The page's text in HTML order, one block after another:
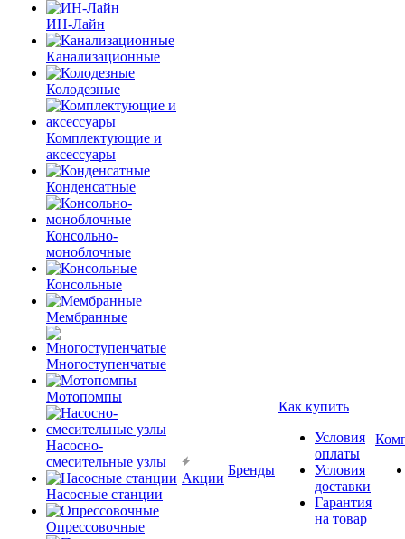
ИН-Лайн
Канализационные
Колодезные
Комплектующие и
аксессуары
Конденсатные
Консольно-
моноблочные
Консольные
Мембранные
Многоступенчатые
Мотопомпы
Насосно-
смесительные узлы
Насосные станции
Опрессовочные
Акции
Бренды
Как купить
Условия
оплаты
Условия
доставки
Гарантия
на товар